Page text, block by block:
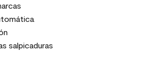
salpicaduras